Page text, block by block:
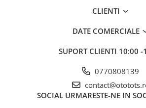
CLIENTI
DATE COMERCIALE
SUPORT CLIENTI 10:00 -
0770808139
SOCIAL URMARESTE-NE IN